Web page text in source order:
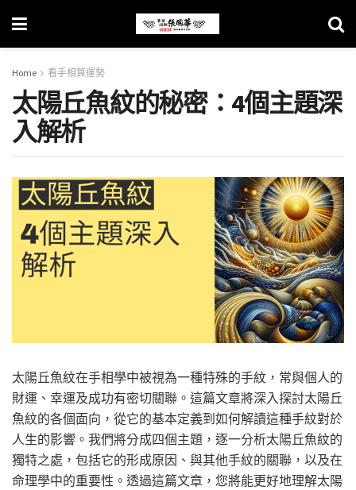
Home 看手相算運勢
太陽丘魚紋的秘密：4個主題深
入解析
太陽丘魚紋在手相學中被視為一種特殊的手紋，常與個人的
財運、幸運及成功有密切關聯。這篇文章將深入探討太陽丘
魚紋的各個面向，從它的基本定義到如何解讀這種手紋對於
人生的影響。我們將分成四個主題，逐一分析太陽丘魚紋的
獨特之處，包括它的形成原因、與其他手紋的關聯，以及在
命理學中的重要性。透過這篇文章，您將能更好地理解太陽